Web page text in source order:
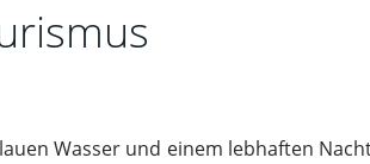
Wasser und einem lebhaften